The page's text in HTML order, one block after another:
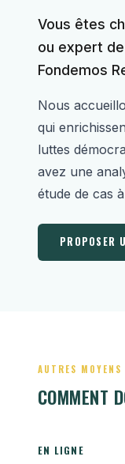
Vous êtes
ou expert
Fondemos
Nous
qui
luttes
avez une
étude de cas
PROPOSER
AUTRES
COMMENT
EN LIGNE